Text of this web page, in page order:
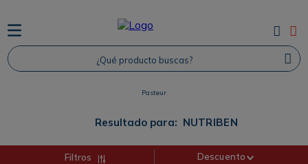
¿Qué producto buscas?
Pasteur
Resultado para: NUTRIBEN
Filtros Descuento
TÉRMINOS MÁS BUSCADOS